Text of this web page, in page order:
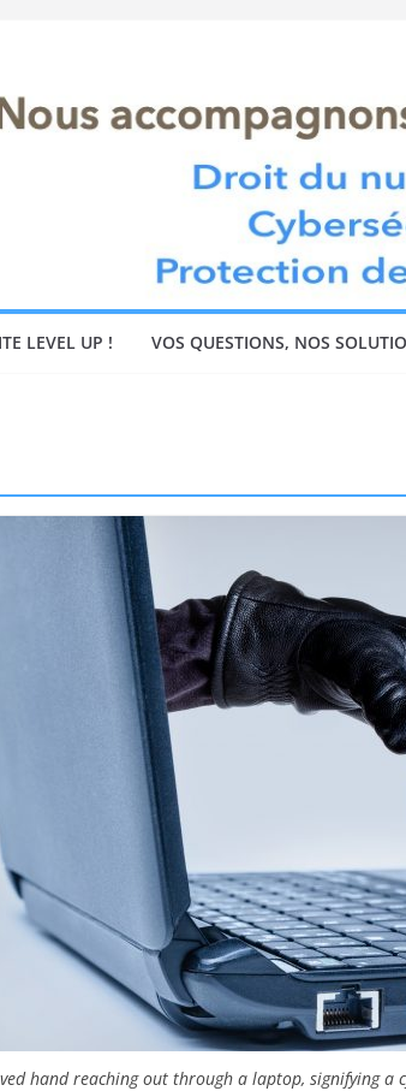
LEVEL UP ! VOS QUESTIONS, NOS
hand reaching out through a laptop, signifying